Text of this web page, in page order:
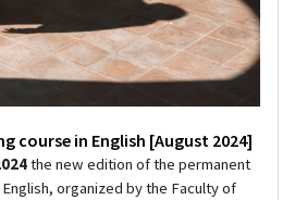
course in English [August 2024]
the new edition of the permanent
organized by the Faculty of